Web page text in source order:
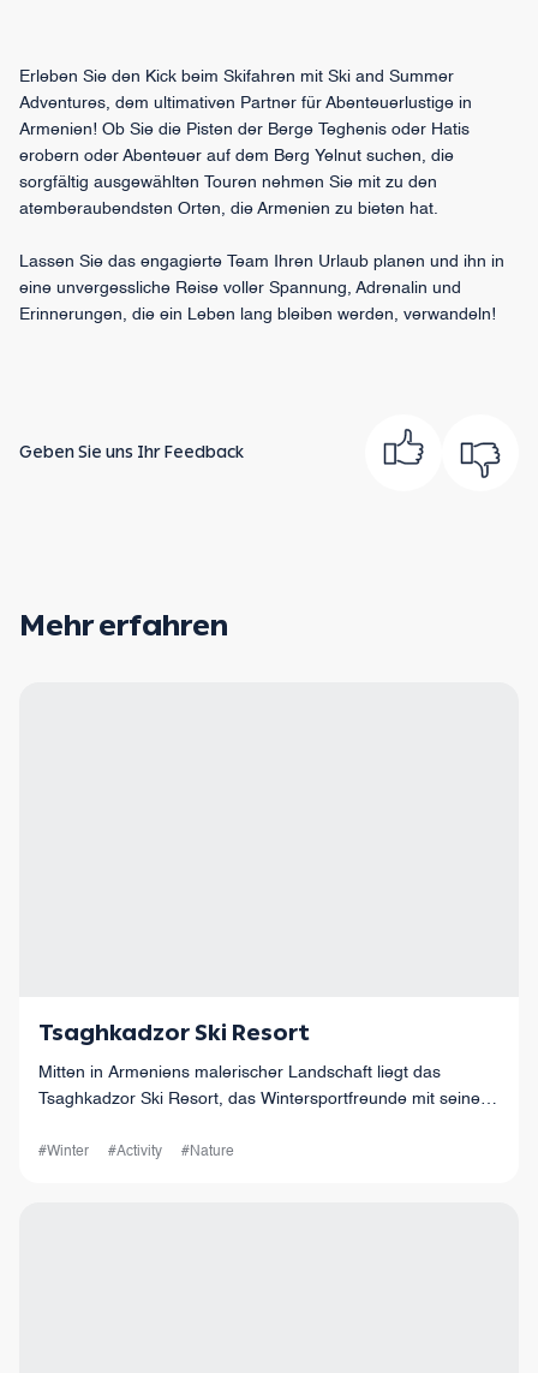
Erleben Sie den Kick beim Skifahren mit Ski and Summer
Adventures, dem ultimativen Partner für Abenteuerlustige in
Armenien! Ob Sie die Pisten der Berge Teghenis oder Hatis
erobern oder Abenteuer auf dem Berg Yelnut suchen, die
sorgfältig ausgewählten Touren nehmen Sie mit zu den
atemberaubendsten Orten, die Armenien zu bieten hat.
Lassen Sie das engagierte Team Ihren Urlaub planen und ihn in
eine unvergessliche Reise voller Spannung, Adrenalin und
Erinnerungen, die ein Leben lang bleiben werden, verwandeln!
Geben Sie uns Ihr Feedback
Mehr erfahren
Tsaghkadzor Ski Resort
Mitten in Armeniens malerischer Landschaft liegt das
Tsaghkadzor Ski Resort, das Wintersportfreunde mit seinen
anlockt.
#Winter #Activity #Nature